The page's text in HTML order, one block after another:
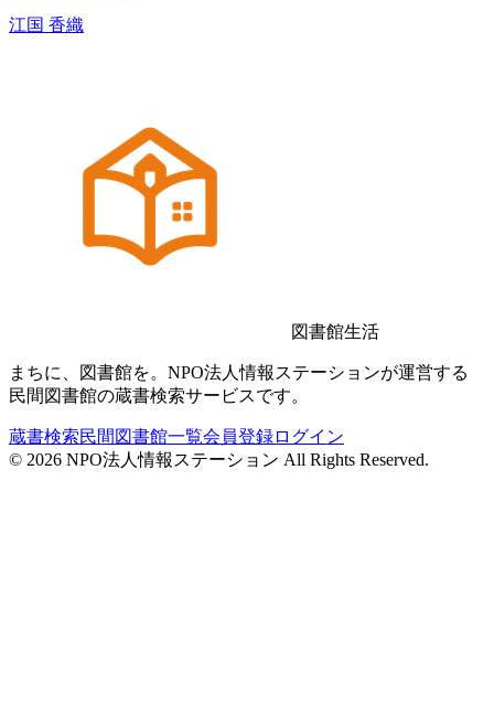
江国 香織
図書館生活
まちに、図書館を。NPO法人情報ステーションが運営する
民間図書館の蔵書検索サービスです。
蔵書検索民間図書館一覧会員登録ログイン
© 2026 NPO法人情報ステーション All Rights Reserved.